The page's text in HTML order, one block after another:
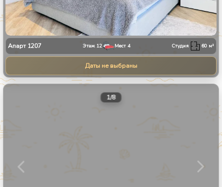
Апарт 1207 Этаж 12 Мест 4 Студия 60 м²
Даты не выбраны
1/8